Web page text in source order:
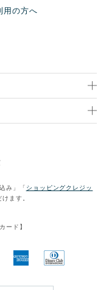
用の方へ
み」「 ショッピングクレジッ
ます。
ード】